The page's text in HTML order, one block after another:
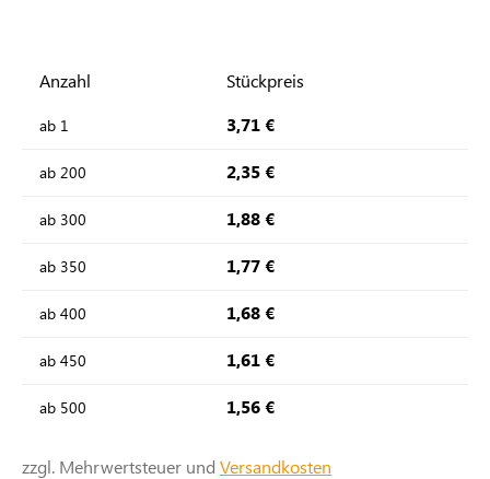
Anzahl Stückpreis
ab 1 3,71 €
ab 200 2,35 €
ab 300 1,88 €
ab 350 1,77 €
ab 400 1,68 €
ab 450 1,61 €
ab 500 1,56 €
zzgl. Mehrwertsteuer und Versandkosten